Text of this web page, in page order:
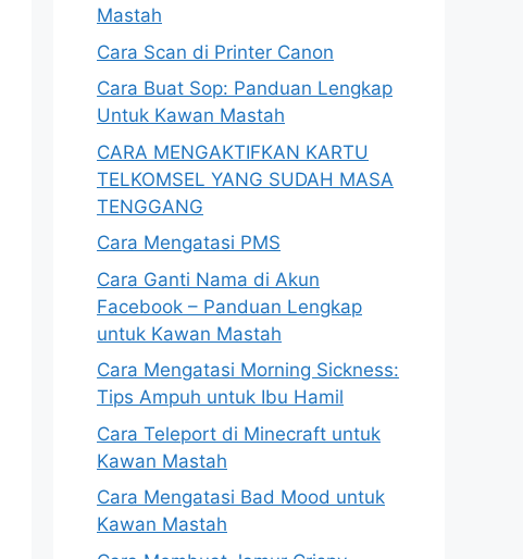
Mastah
Cara Scan di Printer Canon
Cara Buat Sop: Panduan Lengkap
Untuk Kawan Mastah
CARA MENGAKTIFKAN KARTU
TELKOMSEL YANG SUDAH MASA
TENGGANG
Cara Mengatasi PMS
Cara Ganti Nama di Akun
Facebook – Panduan Lengkap
untuk Kawan Mastah
Cara Mengatasi Morning Sickness:
Tips Ampuh untuk Ibu Hamil
Cara Teleport di Minecraft untuk
Kawan Mastah
Cara Mengatasi Bad Mood untuk
Kawan Mastah